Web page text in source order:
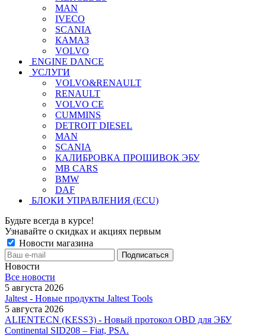
MAN
IVECO
SCANIA
КАМАЗ
VOLVO
ENGINE DANCE
УСЛУГИ
VOLVO&RENAULT
RENAULT
VOLVO CE
CUMMINS
DETROIT DIESEL
MAN
SCANIA
КАЛИБРОВКА ПРОШИВОК ЭБУ
MB CARS
BMW
DAF
БЛОКИ УПРАВЛЕНИЯ (ECU)
Будьте всегда в курсе!
Узнавайте о скидках и акциях первым
Новости магазина
Новости
Все новости
5 августа 2026
Jaltest - Новые продукты Jaltest Tools
5 августа 2026
ALIENTECN (KESS3) - Новый протокол OBD для ЭБУ
Continental SID208 – Fiat, PSA.